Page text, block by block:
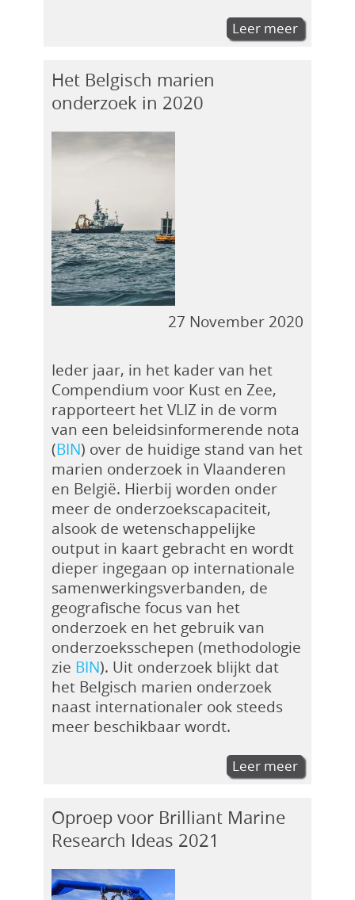
Leer meer
Het Belgisch marien
onderzoek in 2020
27 November 2020
Ieder jaar, in het kader van het
Compendium voor Kust en Zee,
rapporteert het VLIZ in de vorm
van een beleidsinformerende nota
(BIN) over de huidige stand van het
marien onderzoek in Vlaanderen
en België. Hierbij worden onder
meer de onderzoekscapaciteit,
alsook de wetenschappelijke
output in kaart gebracht en wordt
dieper ingegaan op internationale
samenwerkingsverbanden, de
geografische focus van het
onderzoek en het gebruik van
onderzoeksschepen (methodologie
zie BIN). Uit onderzoek blijkt dat
het Belgisch marien onderzoek
naast internationaler ook steeds
meer beschikbaar wordt.
Leer meer
Oproep voor Brilliant Marine
Research Ideas 2021